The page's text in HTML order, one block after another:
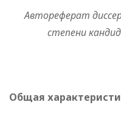
Автореферат
степени
Общая